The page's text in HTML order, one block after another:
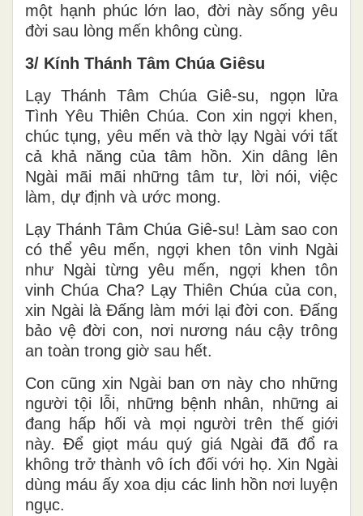
một hạnh phúc lớn lao, đời này sống yêu
đời sau lòng mến không cùng.
3/ Kính Thánh Tâm Chúa Giêsu
Lạy Thánh Tâm Chúa Giê-su, ngọn lửa
Tình Yêu Thiên Chúa. Con xin ngợi khen,
chúc tụng, yêu mến và thờ lạy Ngài với tất
cả khả năng của tâm hồn. Xin dâng lên
Ngài mãi mãi những tâm tư, lời nói, việc
làm, dự định và ước mong.
Lạy Thánh Tâm Chúa Giê-su! Làm sao con
có thể yêu mến, ngợi khen tôn vinh Ngài
như Ngài từng yêu mến, ngợi khen tôn
vinh Chúa Cha? Lạy Thiên Chúa của con,
xin Ngài là Đấng làm mới lại đời con. Đấng
bảo vệ đời con, nơi nương náu cậy trông
an toàn trong giờ sau hết.
Con cũng xin Ngài ban ơn này cho những
người tội lỗi, những bệnh nhân, những ai
đang hấp hối và mọi người trên thế giới
này. Để giọt máu quý giá Ngài đã đổ ra
không trở thành vô ích đối với họ. Xin Ngài
dùng máu ấy xoa dịu các linh hồn nơi luyện
ngục.